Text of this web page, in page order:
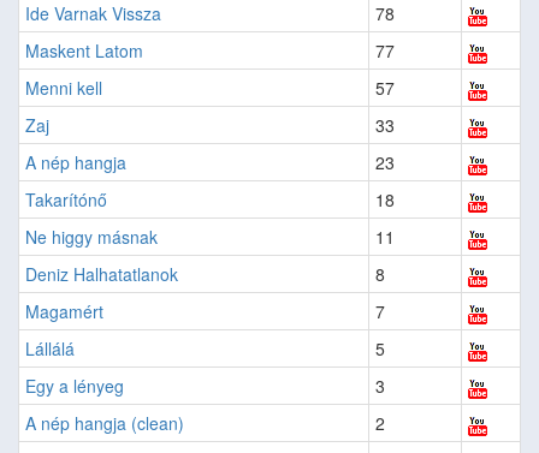
Ide Varnak Vissza
78
Maskent Latom
77
Menni kell
57
Zaj
33
A nép hangja
23
Takarítónő
18
Ne higgy másnak
11
Deniz Halhatatlanok
8
Magamért
7
Lállálá
5
Egy a lényeg
3
A nép hangja (clean)
2